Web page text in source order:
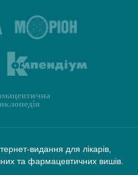
видання для лікарів,
та фармацевтичних вишів.